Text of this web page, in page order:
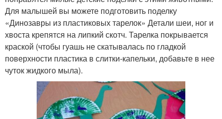
Для малышей вы можете подготовить поделку
«Динозавры из пластиковых тарелок» Детали шеи, ног и
хвоста крепятся на липкий скотч. Тарелка покрывается
краской (чтобы гуашь не скатывалась по гладкой
поверхности пластика в слитки-капельки, добавьте в нее
чуток жидкого мыла).